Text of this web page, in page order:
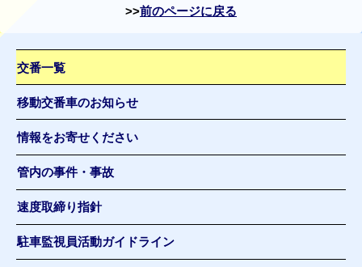
前のページに戻る
交番一覧
移動交番車のお知らせ
情報をお寄せください
管内の事件・事故
速度取締り指針
駐車監視員活動ガイドライン